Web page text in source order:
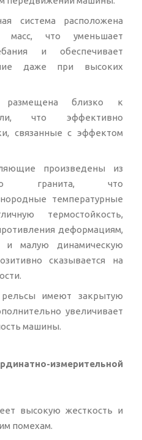
система расположена
что уменьшает
и обеспечивает
даже при высоких
размещена близко к
что эффективно
связанные с эффектом
произведены из
гранита, что
температурные
термостойкость,
деформациям,
и малую динамическую
сказывается на
имеют закрытую
увеличивает
машины.
измерительной
высокую жесткость и
помехам.